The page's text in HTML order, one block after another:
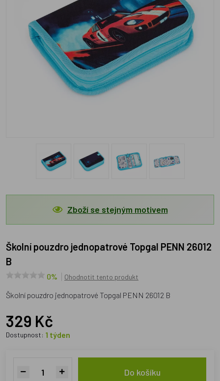
Zboží se stejným motivem
Školní pouzdro jednopatrové Topgal PENN 26012
B
0% Ohodnotit tento produkt
Školní pouzdro jednopatrové Topgal PENN 26012 B
329 Kč
Dostupnost: 1 týden
Do košíku